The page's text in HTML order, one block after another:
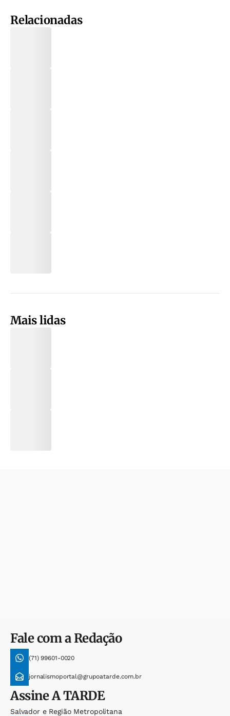
Relacionadas
Mais lidas
Fale com a Redação
(71) 99601-0020
jornalismoportal@grupoatarde.com.br
AssineA TARDE
Salvador e Região Metropolitana